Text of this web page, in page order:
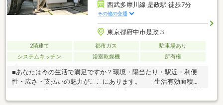
西武多摩川線 是政駅 徒歩7分
その他の交通
東京都府中市是政３
2階建て 都市ガス
駐車場あり
システムキッチン
浴室乾燥機 所有権
■あなたは今の生活で満足ですか？環境・陽当たり・駅近・利便
性・広さ・支払いの魅力がここにあります。 生活有効面積
「是政」駅徒歩7分（始発）、武蔵野線・南武線「府中本町」駅徒